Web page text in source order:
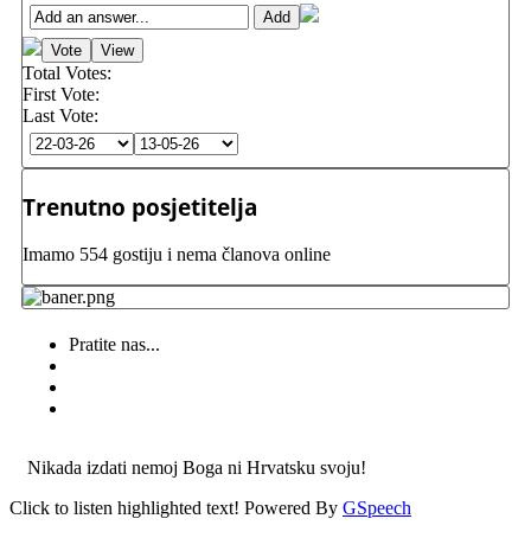
Total Votes:
First Vote:
Last Vote:
Trenutno posjetitelja
Imamo 554 gostiju i nema članova online
Pratite nas...
Nikada izdati nemoj Boga ni Hrvatsku svoju!
Click to listen highlighted text! Powered By GSpeech